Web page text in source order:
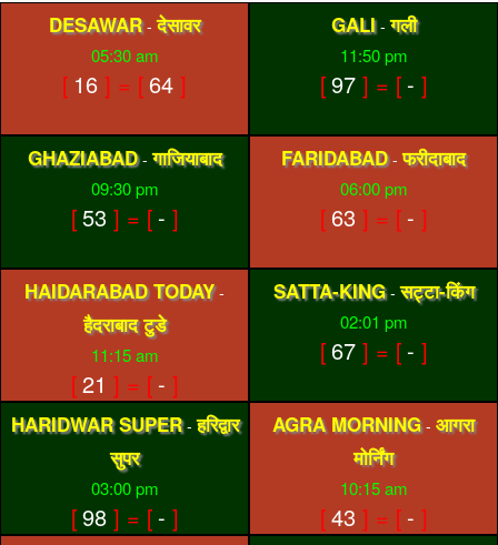
DESAWAR - देसावर
05:30 am
[ 16 ] = [64 ]
GALI - गली
11:50 pm
[97 ] = [ - ]
GHAZIABAD - गाजियाबाद
09:30 pm
[53 ] = [ - ]
FARIDABAD - फरीदाबाद
06:00 pm
[63 ] = [ - ]
HAIDARABAD TODAY -
हैदराबाद टुडे
11:15 am
[21 ] = [ - ]
SATTA-KING - सट्टा-किंग
02:01 pm
[67 ] = [ - ]
HARIDWAR SUPER - हरिद्वार
सुपर
03:00 pm
[98 ] = [ - ]
AGRA MORNING - आगरा
मोर्निंग
10:15 am
[43 ] = [ - ]